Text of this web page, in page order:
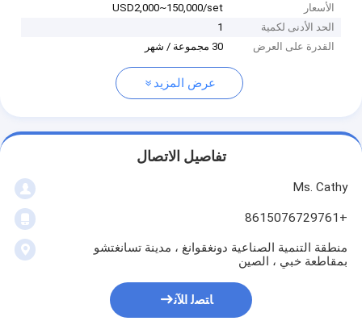
الأسعار
USD2,000~150,000/set
الحد الأدنى لكمية
1
القدرة على العرض
30 مجموعة / شهر
عرض المزيد
تفاصيل الاتصال
Ms. Cathy
+8615076729761
منطقة التنمية الصناعية دونغقوانغ ، مدينة تسانغتشو
بمقاطعة خبي ، الصين
ﺎﺘﺼﻟ ﺍﻶﻧ